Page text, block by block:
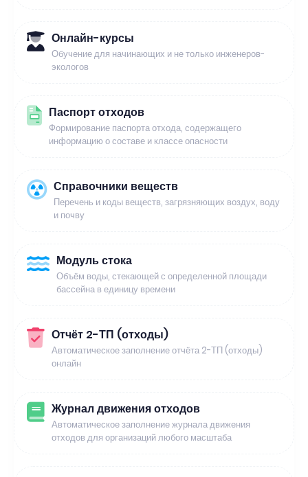
Онлайн-курсы
Обучение для начинающих и не только инженеров-
экологов
Паспорт отходов
Формирование паспорта отхода, содержащего
информацию о составе и классе опасности
Справочники веществ
Перечень и коды веществ, загрязняющих воздух, воду
и почву
Модуль стока
Объём воды, стекающей с определенной площади
бассейна в единицу времени
Отчёт 2-ТП (отходы)
Автоматическое заполнение отчёта 2-ТП (отходы)
онлайн
Журнал движения отходов
Автоматическое заполнение журнала движения
отходов для организаций любого масштаба